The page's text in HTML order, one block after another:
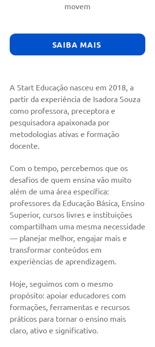
movem
SAIBA MAIS
A Start Educação nasceu em 2018, a
partir da experiência de Isadora Souza
como professora, preceptora e
pesquisadora apaixonada por
metodologias ativas e formação
docente.
Com o tempo, percebemos que os
desafios de quem ensina vão muito
além de uma área específica:
professores da Educação Básica, Ensino
Superior, cursos livres e instituições
compartilham uma mesma necessidade
— planejar melhor, engajar mais e
transformar conteúdos em
experiências de aprendizagem.
Hoje, seguimos com o mesmo
propósito: apoiar educadores com
formações, ferramentas e recursos
práticos para tornar o ensino mais
claro, ativo e significativo.